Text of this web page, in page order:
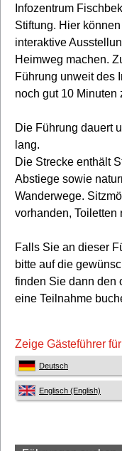
Infozentrum
Stiftung. Hier
interaktive
Heimweg machen.
Führung unweit des
noch gut 10 Minuten
Die Führung dauert
lang.
Die Strecke enthält
Abstiege sowie
Wanderwege.
vorhanden, Toiletten
Falls Sie an dieser
bitte auf die
finden Sie dann den
eine Teilnahme
Zeige Gästeführer
Deutsch
Englisch (English)